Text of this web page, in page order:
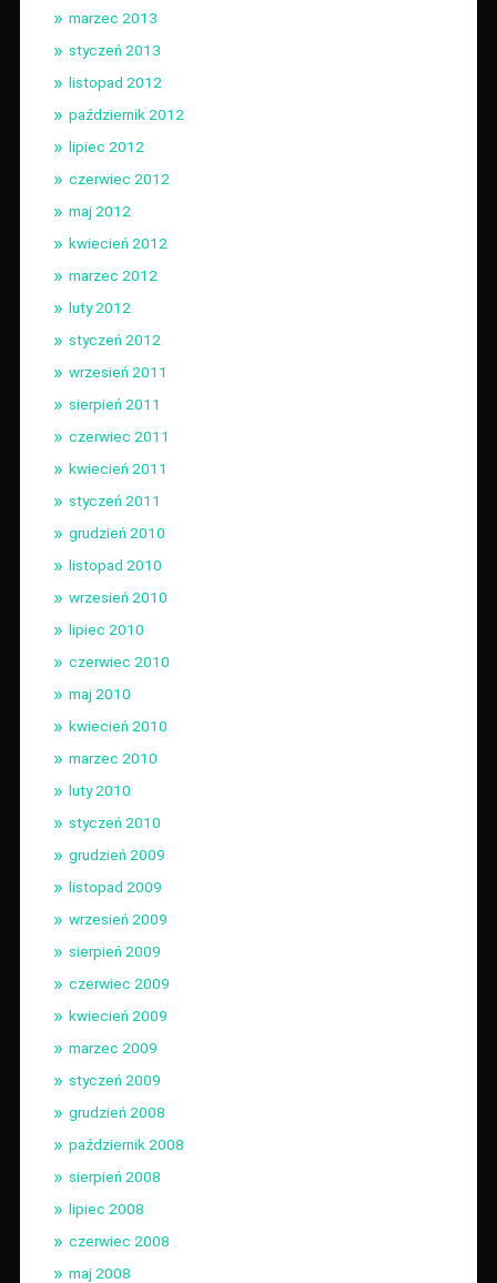
marzec 2013
styczeń 2013
listopad 2012
październik 2012
lipiec 2012
czerwiec 2012
maj 2012
kwiecień 2012
marzec 2012
luty 2012
styczeń 2012
wrzesień 2011
sierpień 2011
czerwiec 2011
kwiecień 2011
styczeń 2011
grudzień 2010
listopad 2010
wrzesień 2010
lipiec 2010
czerwiec 2010
maj 2010
kwiecień 2010
marzec 2010
luty 2010
styczeń 2010
grudzień 2009
listopad 2009
wrzesień 2009
sierpień 2009
czerwiec 2009
kwiecień 2009
marzec 2009
styczeń 2009
grudzień 2008
październik 2008
sierpień 2008
lipiec 2008
czerwiec 2008
maj 2008